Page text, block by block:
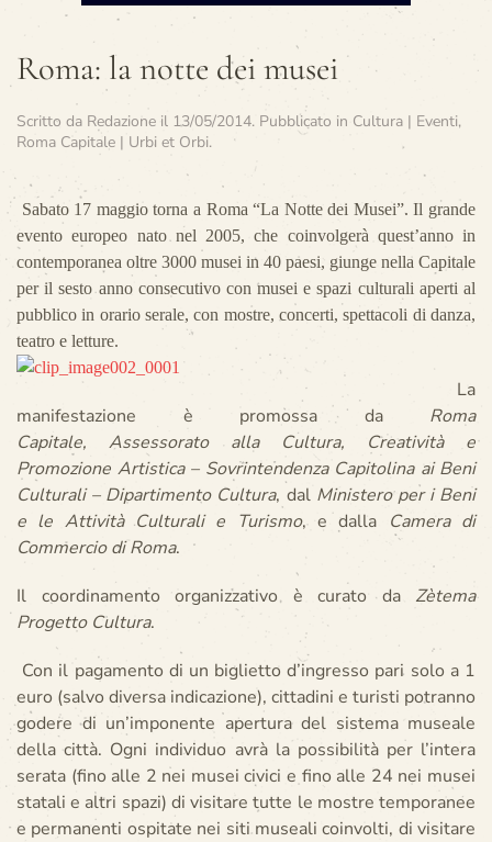
Roma: la notte dei musei
Scritto da Redazione il 13/05/2014. Pubblicato in Cultura | Eventi,
Roma Capitale | Urbi et Orbi.
Sabato 17 maggio torna a Roma “La Notte dei Musei”. Il grande
evento europeo nato nel 2005, che coinvolgerà quest’anno in
contemporanea oltre 3000 musei in 40 paesi, giunge nella Capitale
per il sesto anno consecutivo con musei e spazi culturali aperti al
pubblico in orario serale, con mostre, concerti, spettacoli di danza,
teatro e letture.
La
manifestazione è promossa da Roma
Capitale, Assessorato alla Cultura, Creatività e
Promozione Artistica – Sovrintendenza Capitolina ai Beni
Culturali – Dipartimento Cultura, dal Ministero per i Beni
e le Attività Culturali e Turismo, e dalla Camera di
Commercio di Roma.
Il coordinamento organizzativo è curato da Zètema
Progetto Cultura.
Con il pagamento di un biglietto d’ingresso pari solo a 1
euro (salvo diversa indicazione), cittadini e turisti potranno
godere di un’imponente apertura del sistema museale
della città. Ogni individuo avrà la possibilità per l’intera
serata (fino alle 2 nei musei civici e fino alle 24 nei musei
statali e altri spazi) di visitare tutte le mostre temporanee
e permanenti ospitate nei siti museali coinvolti, di visitare